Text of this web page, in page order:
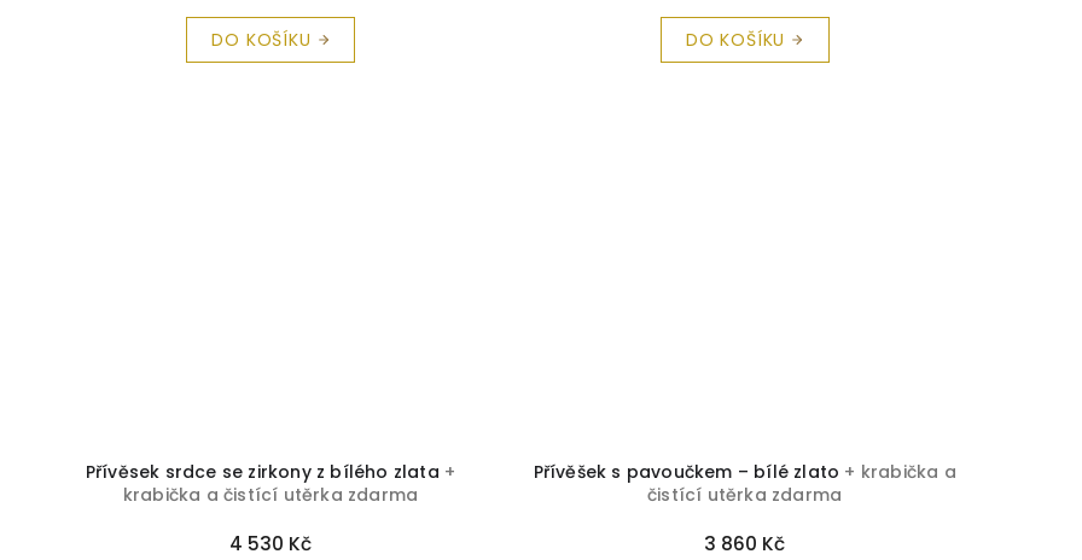
DO KOŠÍKU DO KOŠÍKU
Přívěsek srdce se zirkony z bílého zlata +
krabička a čistící utěrka zdarma
4 530 Kč
Přívěšek s pavoučkem – bílé zlato + krabička a
čistící utěrka zdarma
3 860 Kč